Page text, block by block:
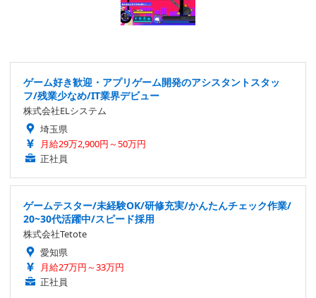
ゲーム好き歓迎・アプリゲーム開発のアシスタントスタッ
フ/残業少なめ/IT業界デビュー
株式会社ELシステム
埼玉県
月給29万2,900円～50万円
正社員
ゲームテスター/未経験OK/研修充実/かんたんチェック作業/
20~30代活躍中/スピード採用
株式会社Tetote
愛知県
月給27万円～33万円
正社員